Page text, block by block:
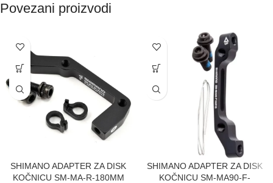
Povezani proizvodi
SHIMANO ADAPTER ZA DISK
KOČNICU SM-MA-R-180MM
SHIMANO ADAPTER ZA DISK
KOČNICU SM-MA90-F-